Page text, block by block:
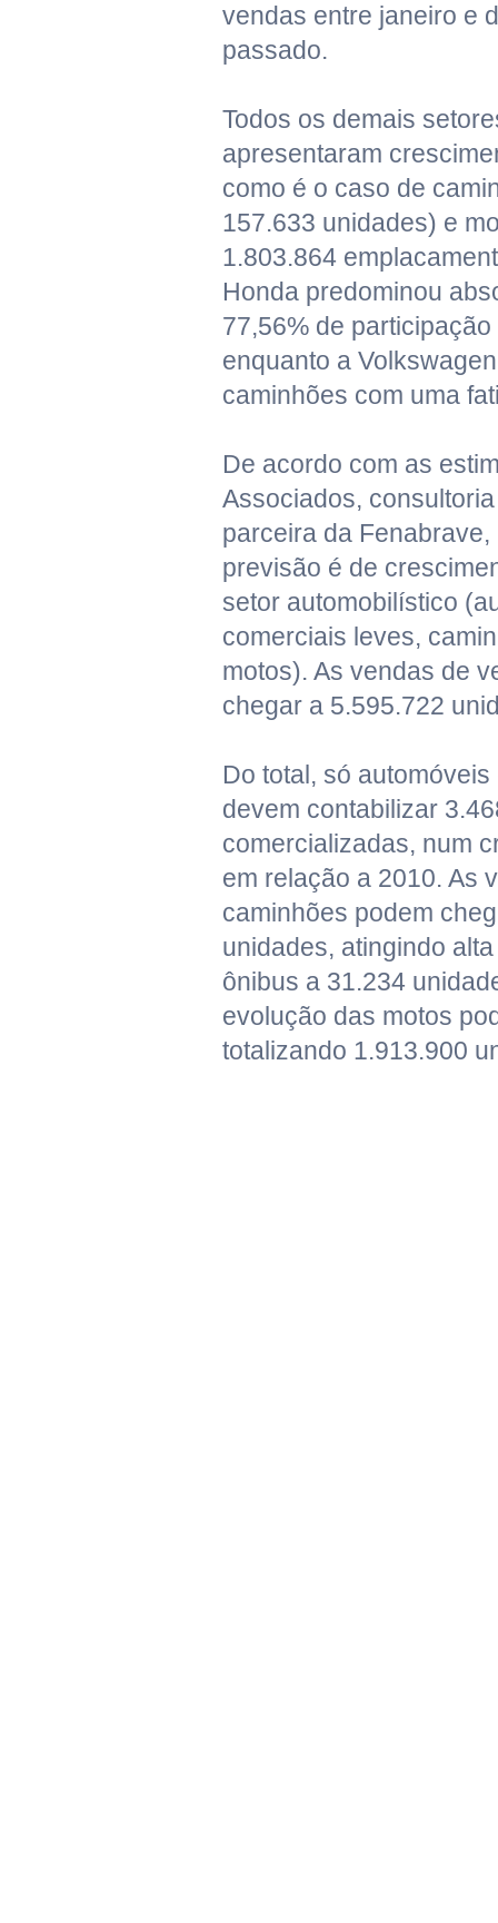
vendas entre janeiro e
passado.
Todos os demais
apresentaram
como é o caso de
157.633 unidades) e
1.803.864
Honda predominou
77,56% de
enquanto a
caminhões com uma
De acordo com as
Associados,
parceira da Fenabrave,
previsão é de
setor automobilístico
comerciais leves,
motos). As vendas de
chegar a 5.595.722
Do total, só
devem contabilizar
comercializadas, num
em relação a 2010. As
caminhões podem
unidades, atingindo
ônibus a 31.234
evolução das motos
totalizando 1.913.900